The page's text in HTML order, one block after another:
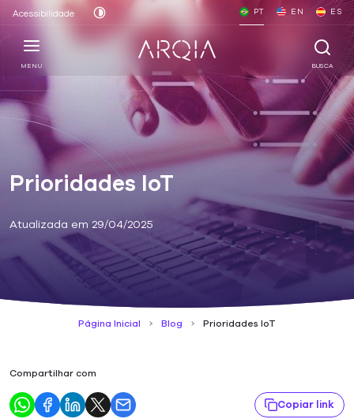
Acessibilidade PT EN ES
MENU BUSCA
Prioridades IoT
Atualizada em 29/04/2025
Página Inicial Blog Prioridades IoT
Compartilhar com
Copiar link